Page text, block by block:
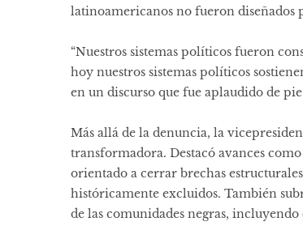
latinoamericanos no fueron diseñados
“Nuestros sistemas políticos fueron
hoy nuestros sistemas políticos
en un discurso que fue aplaudido de
Más allá de la denuncia, la
transformadora. Destacó avances
orientado a cerrar brechas
históricamente excluidos. También
de las comunidades negras,